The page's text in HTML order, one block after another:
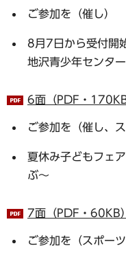
ご参加を（催し）
8月7日から受付開
地沢青少年センタ
6面（PDF・170KB
ご参加を（催し、ス
夏休み子どもフェ
ぶ～
7面（PDF・60KB）
ご参加を（スポーツ